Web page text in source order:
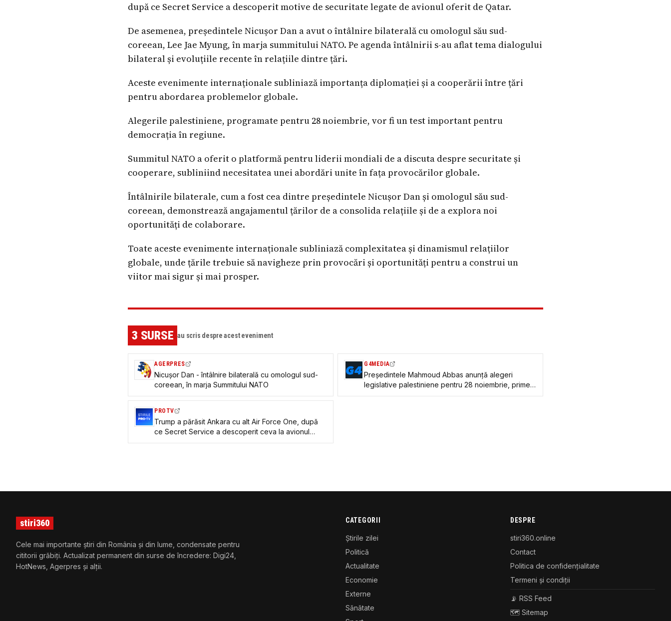
după ce Secret Service a descoperit motive de securitate legate de avionul oferit de Qatar.
De asemenea, președintele Nicușor Dan a avut o întâlnire bilaterală cu omologul său sud-
coreean, Lee Jae Myung, în marja summitului NATO. Pe agenda întâlnirii s-au aflat tema dialogului
bilateral și evoluțiile recente în relațiile dintre țări.
Aceste evenimente internaționale subliniază importanța diplomației și a cooperării între țări
pentru abordarea problemelor globale.
Alegerile palestiniene, programate pentru 28 noiembrie, vor fi un test important pentru
democrația în regiune.
Summitul NATO a oferit o platformă pentru liderii mondiali de a discuta despre securitate și
cooperare, subliniind necesitatea unei abordări unite în fața provocărilor globale.
Întâlnirile bilaterale, cum a fost cea dintre președintele Nicușor Dan și omologul său sud-
coreean, demonstrează angajamentul țărilor de a consolida relațiile și de a explora noi
oportunități de colaborare.
Toate aceste evenimente internaționale subliniază complexitatea și dinamismul relațiilor
globale, unde țările trebuie să navigheze prin provocări și oportunități pentru a construi un
viitor mai sigur și mai prosper.
3 SURSE au scris despre acest eveniment
AGERPRES
Nicușor Dan - întâlnire bilaterală cu omologul sud-
coreean, în marja Summitului NATO
G4MEDIA
Președintele Mahmoud Abbas anunţă alegeri
legislative palestiniene pentru 28 noiembrie, primele
din ultimii 20 de ani
PROTV
Trump a părăsit Ankara cu alt Air Force One, după
ce Secret Service a descoperit ceva la avionul
dăruit de Qatar
stiri360
Cele mai importante știri din România și din lume, condensate pentru
cititorii grăbiți. Actualizat permanent din surse de încredere: Digi24,
HotNews, Agerpres și alții.
CATEGORII
Știrile zilei
Politică
Actualitate
Economie
Externe
Sănătate
DESPRE
stiri360.online
Contact
Politica de confidențialitate
Termeni și condiții
📡 RSS Feed
🗺️ Sitemap